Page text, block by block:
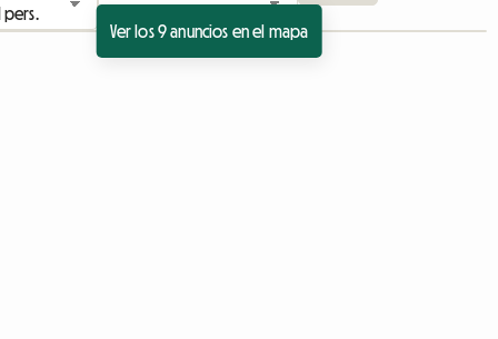
Ver los 9 anuncios en el mapa